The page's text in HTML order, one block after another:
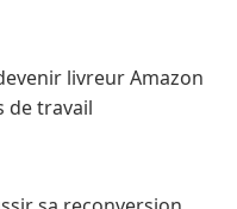
livreur Amazon
de travail